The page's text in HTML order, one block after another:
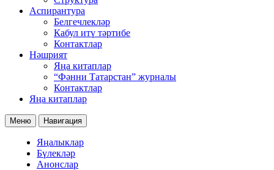
Аспирантура
Белгечлекләр
Кабул итү тәртибе
Контактлар
Нәшрият
Яңа китаплар
“Фәнни Татарстан” журналы
Контактлар
Яңа китаплар
Меню Навигация
Яңалыклар
Бүлекләр
Анонслар